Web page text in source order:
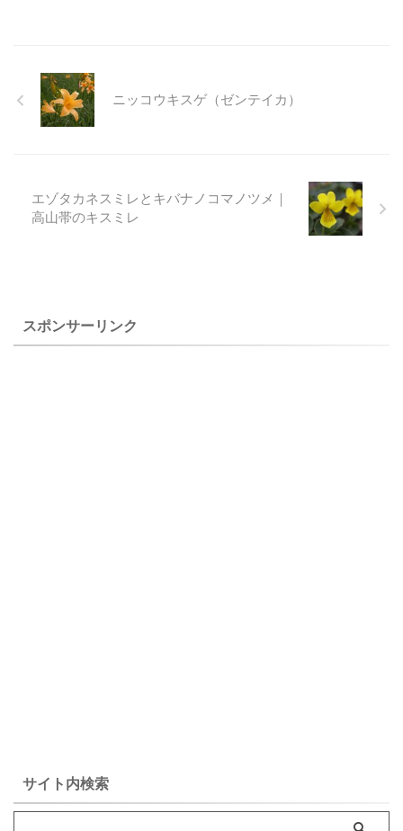
ウキ（丸葉当帰 ...
子からついたようです。以前
はユリ科に分類されていまし
た。 タカネアオヤギソウ（高
区別するようですが、中間型
もあり区別が難しいものもあ
ソウ（青 ...
地や湿原に生える高さ５～４
て、枝は少なく、高さ３０～
１００㎝になります。 しか
し、シラネニンジンの茎葉が
０～３個で小さいのですが、
ニッコウキスゲ（ゼンテイカ）
エゾタカネスミレとキバナノコマノツメ｜
高山帯のキスミレ
スポンサーリンク
サイト内検索